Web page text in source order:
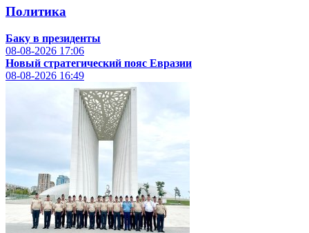
Политика
Баку в президенты
08-08-2026 17:06
Новый стратегический пояс Евразии
08-08-2026 16:49